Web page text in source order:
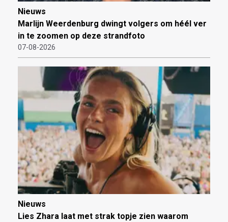
Nieuws
Marlijn Weerdenburg dwingt volgers om héél ver
in te zoomen op deze strandfoto
07-08-2026
Nieuws
Lies Zhara laat met strak topje zien waarom